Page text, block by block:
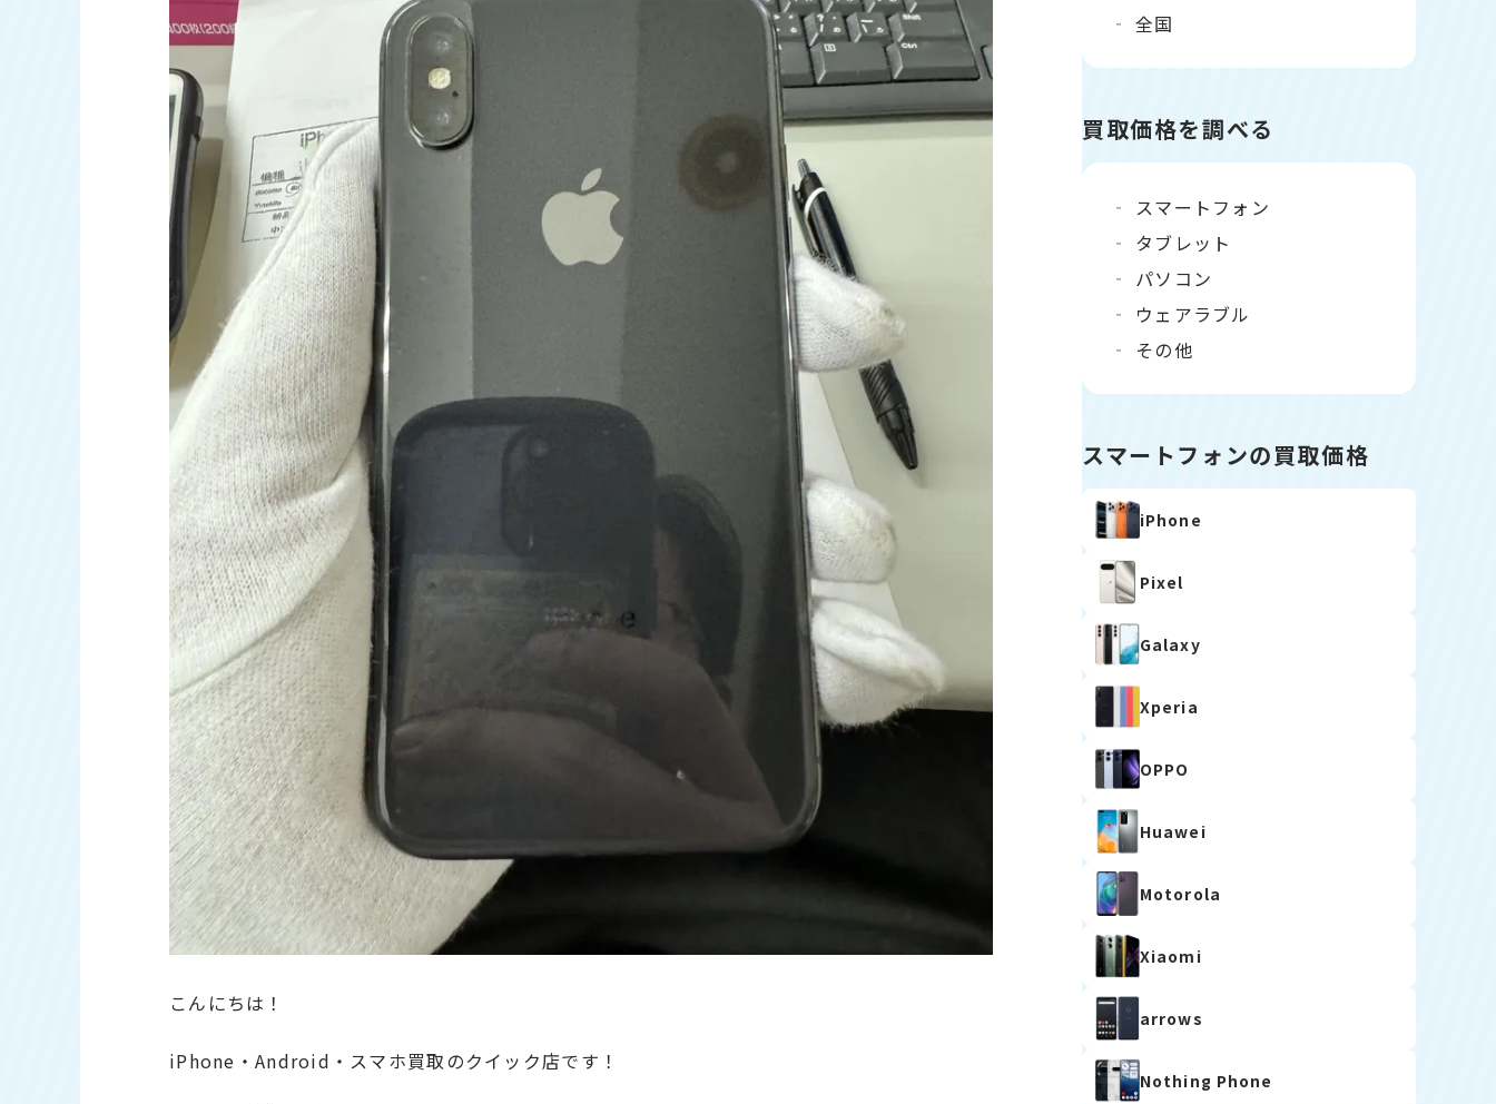
こんにちは！
iPhone・Android・スマホ買取のクイック店です！
全国
買取価格を調べる
スマートフォン
タブレット
パソコン
ウェアラブル
その他
スマートフォンの買取価格
iPhone
Pixel
Galaxy
Xperia
OPPO
Huawei
Motorola
Xiaomi
arrows
Nothing Phone